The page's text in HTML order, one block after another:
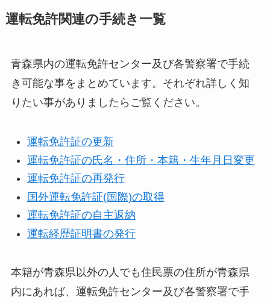
運転免許関連の手続き一覧
青森県内の運転免許センター及び各警察署で手続
き可能な事をまとめています。それぞれ詳しく知
りたい事がありましたらご覧ください。
運転免許証の更新
運転免許証の氏名・住所・本籍・生年月日変更
運転免許証の再発行
国外運転免許証(国際)の取得
運転免許証の自主返納
運転経歴証明書の発行
本籍が青森県以外の人でも住民票の住所が青森県
内にあれば、運転免許センター及び各警察署で手